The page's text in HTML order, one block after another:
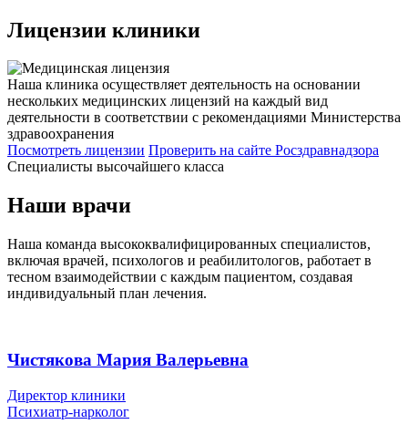
Лицензии клиники
Наша клиника осуществляет деятельность на основании
нескольких медицинских лицензий на каждый вид
деятельности в соответствии с рекомендациями Министерства
здравоохранения
Посмотреть лицензии Проверить на сайте Росздравнадзора
Специалисты высочайшего класса
Наши врачи
Наша команда высококвалифицированных специалистов,
включая врачей, психологов и реабилитологов, работает в
тесном взаимодействии с каждым пациентом, создавая
индивидуальный план лечения.
Чистякова Мария Валерьевна
Директор клиники
Психиатр-нарколог